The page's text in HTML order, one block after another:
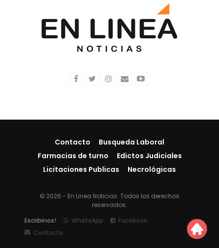
Contacto
Busqueda Laboral
Farmacias de turno
Edictos Judiciales
Licitaciones Publicas
Necrológicas
© 2026 - En Linea Noticias. Todos los derechos
reservados.
Escribinos!
WhatsApp
Facebook
Contacto